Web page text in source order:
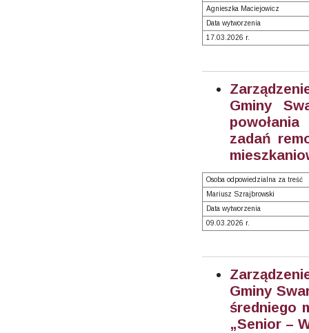
Agnieszka Maciejowicz
Data wytworzenia
17.03.2026 r.
Gminy
zadań
Osoba odpowiedzialna za treść
Mariusz Szrajbrowski
Data wytworzenia
09.03.2026 r.
Gminy
średniego
„Senior –